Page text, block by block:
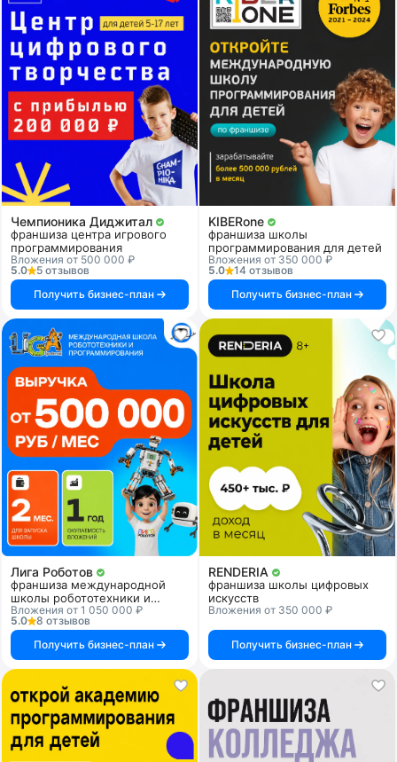
Чемпионика Диджитал
франшиза центра игрового
программирования
Вложения от 500 000 ₽
5.0
5 отзывов
Получить бизнес-план
KIBERone
франшиза школы
программирования для детей
Вложения от 350 000 ₽
5.0
14 отзывов
Получить бизнес-план
Лига Роботов
франшиза международной
школы робототехники и
программирования
Вложения от 1 050 000 ₽
5.0
8 отзывов
Получить бизнес-план
RENDERIA
франшиза школы цифровых
искусств
Вложения от 350 000 ₽
Получить бизнес-план